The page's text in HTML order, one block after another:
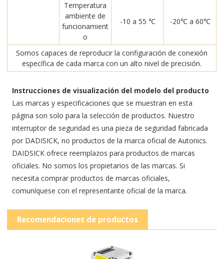
Temperatura
ambiente de
funcionamient
o
-10 a 55 ℃ -20℃ a 60℃
Somos capaces de reproducir la configuración de conexión
específica de cada marca con un alto nivel de precisión.
Instrucciones de visualización del modelo del producto
Las marcas y especificaciones que se muestran en esta
página son solo para la selección de productos. Nuestro
interruptor de seguridad es una pieza de seguridad fabricada
por DADISICK, no productos de la marca oficial de Autonics.
DAIDSICK ofrece reemplazos para productos de marcas
oficiales. No somos los propietarios de las marcas. Si
necesita comprar productos de marcas oficiales,
comuníquese con el representante oficial de la marca.
Recomendaciones de productos